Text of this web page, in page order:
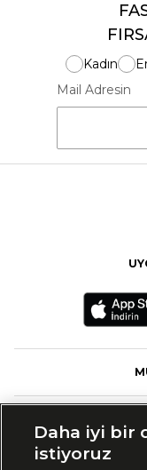
Kadın
Mail Adresin
Daha iyi bir
istiyoruz